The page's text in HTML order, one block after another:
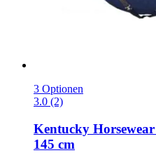
3 Optionen
3.0 (2)
Kentucky Horsewear
145 cm